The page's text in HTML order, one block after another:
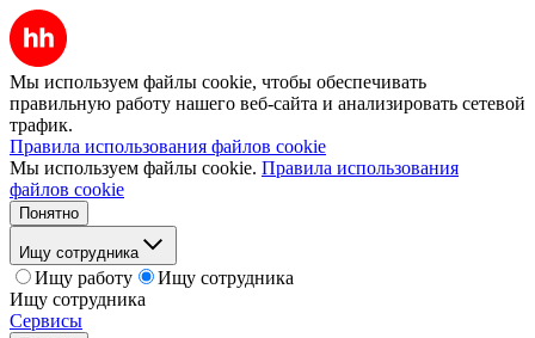
Мы используем файлы cookie, чтобы обеспечивать
правильную работу нашего веб-сайта и анализировать сетевой
трафик.
Правила использования файлов cookie
Мы используем файлы cookie. Правила использования
файлов cookie
Понятно
Ищу сотрудника
Ищу работу
Ищу сотрудника
Ищу сотрудника
Сервисы